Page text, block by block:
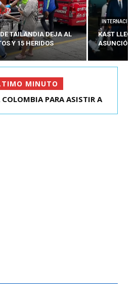
TAILANDIA DEJA AL
Y 15 HERIDOS
KAST
ASUNCIÓN
MINUTO
COLOMBIA PARA ASISTIR A